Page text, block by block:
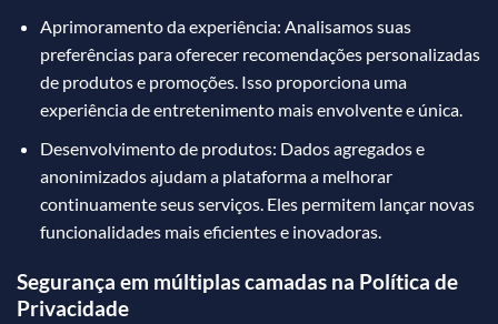
Aprimoramento da experiência: Analisamos suas
preferências para oferecer recomendações personalizadas
de produtos e promoções. Isso proporciona uma
experiência de entretenimento mais envolvente e única.
Desenvolvimento de produtos: Dados agregados e
anonimizados ajudam a plataforma a melhorar
continuamente seus serviços. Eles permitem lançar novas
funcionalidades mais eficientes e inovadoras.
Segurança em múltiplas camadas na Política de
Privacidade